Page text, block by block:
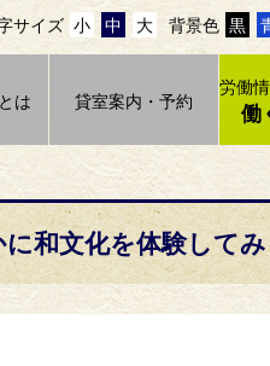
サイズ 小 中 大 背景色 黒
は 貸室案内・予約
労働
働
和文化を体験して